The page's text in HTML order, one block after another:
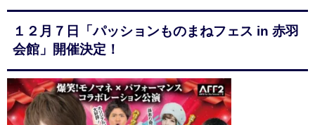
１２月７日「パッションものまねフェス in 赤羽
会館」開催決定！